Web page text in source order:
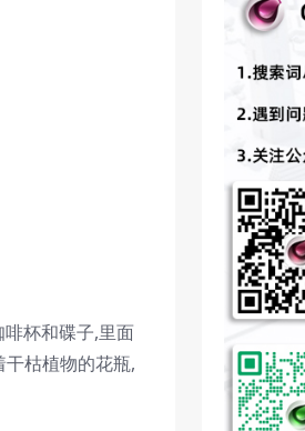
杯和碟子,里面
枯植物的花瓶,